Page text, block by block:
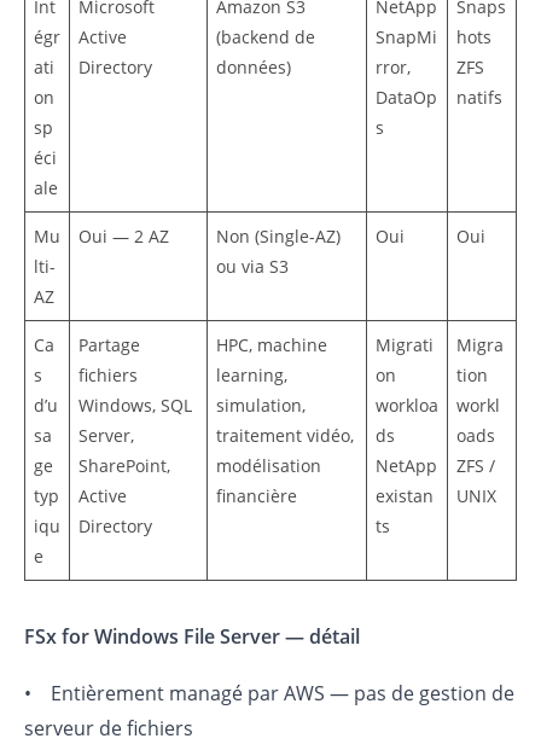
Int
égr
ati
on
sp
éci
ale
Microsoft
Active
Directory
Amazon S3
(backend de
données)
NetApp
SnapMi
rror,
DataOp
s
Snaps
hots
ZFS
natifs
Mu
lti-
AZ
Oui — 2 AZ
Non (Single-AZ)
ou via S3
Oui Oui
Ca
s
d’u
sa
ge
typ
iqu
e
Partage
fichiers
Windows, SQL
Server,
SharePoint,
Active
Directory
HPC, machine
learning,
simulation,
traitement vidéo,
modélisation
financière
Migrati
on
workloa
ds
NetApp
existan
ts
Migra
tion
workl
oads
ZFS /
UNIX
FSx for Windows File Server — détail
• Entièrement managé par AWS — pas de gestion de
serveur de fichiers